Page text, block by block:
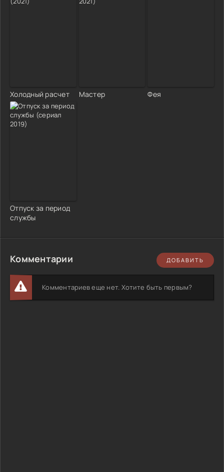
Холодный расчет Мастер Фея
Отпуск за период
службы
Комментарии ДОБАВИТЬ
Комментариев еще нет. Хотите быть первым?